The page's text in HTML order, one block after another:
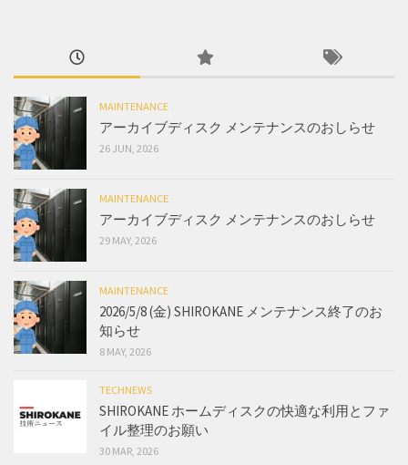
MAINTENANCE
アーカイブディスク メンテナンスのおしらせ
26 JUN, 2026
MAINTENANCE
アーカイブディスク メンテナンスのおしらせ
29 MAY, 2026
MAINTENANCE
2026/5/8 (金) SHIROKANE メンテナンス終了のお
知らせ
8 MAY, 2026
TECHNEWS
SHIROKANE ホームディスクの快適な利用とファ
イル整理のお願い
30 MAR, 2026